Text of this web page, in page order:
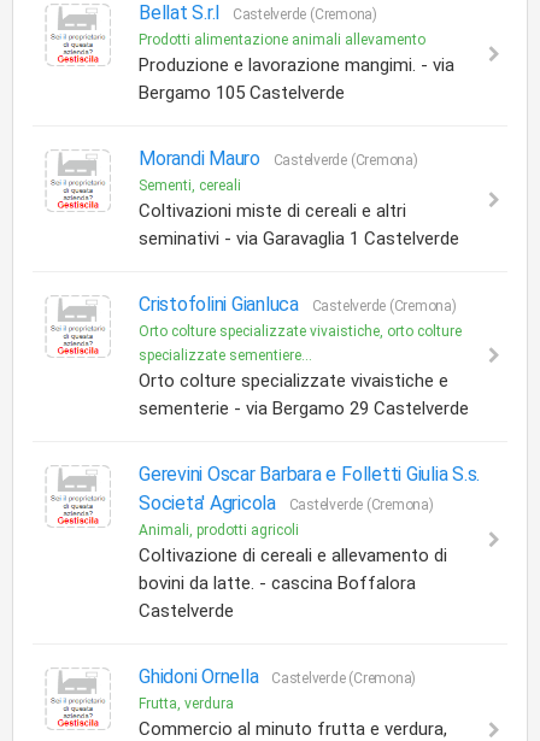
Bellat S.r.l
Castelverde (Cremona)
Prodotti alimentazione animali allevamento
Produzione e lavorazione mangimi. - via
Bergamo 105 Castelverde
Morandi Mauro
Castelverde (Cremona)
Sementi, cereali
Coltivazioni miste di cereali e altri
seminativi - via Garavaglia 1 Castelverde
Cristofolini Gianluca
Castelverde (Cremona)
Orto colture specializzate vivaistiche, orto colture
specializzate sementiere...
Orto colture specializzate vivaistiche e
sementerie - via Bergamo 29 Castelverde
Gerevini Oscar Barbara e Folletti Giulia S.s.
Societa' Agricola
Castelverde (Cremona)
Animali, prodotti agricoli
Coltivazione di cereali e allevamento di
bovini da latte. - cascina Boffalora
Castelverde
Ghidoni Ornella
Castelverde (Cremona)
Frutta, verdura
Commercio al minuto frutta e verdura,